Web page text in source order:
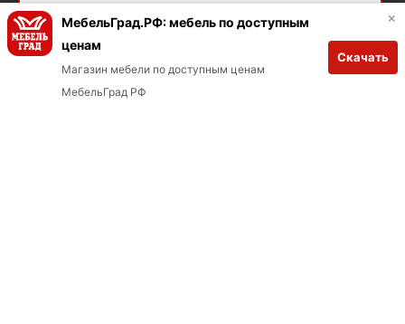
ПОЛИТИКА КОНФИДЕНЦИАЛЬНОСТИ ПУБЛИЧНАЯ ОФЕРТА
СОГЛАСИЕ НА ПОЛУЧЕНИЕ РЕКЛАМНО-ИНФОРМАЦИОННЫХ
Заказывай через мобильное приложение
политикой конфиденциальности
ХОРОШО
×
МебельГрад.РФ: мебель по доступным
ценам
Магазин мебели по доступным ценам
МебельГрад РФ
Скачать